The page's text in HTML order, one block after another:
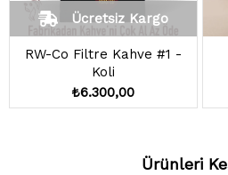
RW-Co Filtre Kahve #1 -
Koli
₺6.300,00
Ücretsiz Kargo
Ürünleri